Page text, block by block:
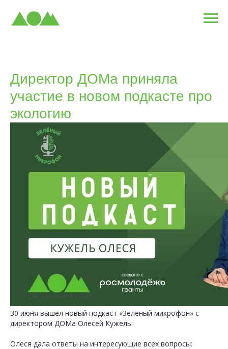
Директор ДОМа приняла
участие в новом подкасте про
экологию
30 июня вышел новый подкаст «Зелёный микрофон» с
директором ДОМа Олесей Кужель.
Олеся дала ответы на интересующие всех вопросы: